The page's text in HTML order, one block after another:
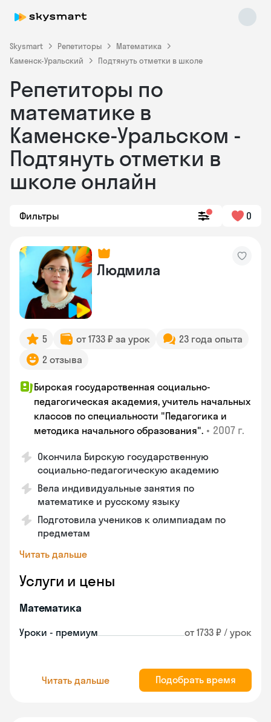
Skysmart Репетиторы
Математика
Каменск-Уральский
Подтянуть отметки в школе
Репетиторы по
математике в
Каменске-Уральском -
Подтянуть отметки в
школе онлайн
Фильтры 0
Людмила
5 от 1733 ₽ за урок
23 года опыта
2 отзыва
Бирская государственная социально-
педагогическая академия, учитель начальных
классов по специальности "Педагогика и
методика начального образования". • 2007 г.
Окончила Бирскую государственную
социально-педагогическую академию
Вела индивидуальные занятия по
математике и русскому языку
Подготовила учеников к олимпиадам по
предметам
Читать дальше
Услуги и цены
Математика
Уроки - премиум от 1733 ₽ / урок
Читать дальше Подобрать время
Skysmart Chat
online